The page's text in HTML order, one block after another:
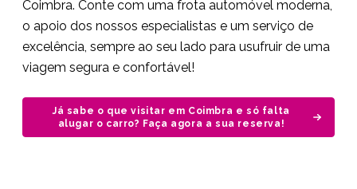
Coimbra. Conte com uma frota automóvel moderna,
o apoio dos nossos especialistas e um serviço de
excelência, sempre ao seu lado para usufruir de uma
viagem segura e confortável!
Já sabe o que visitar em Coimbra e só falta
alugar o carro? Faça agora a sua reserva!